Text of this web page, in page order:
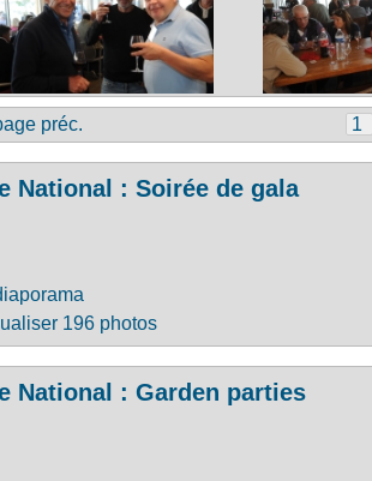
préc. 1
National : Soirée de gala
196 photos
National : Garden parties